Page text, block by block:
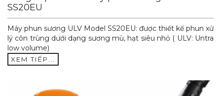
SS20EU
Máy phun sương ULV Model SS20EU: được thiết kế phun xử
lý côn trùng dưới dạng sương mù, hạt siêu nhỏ ( ULV: Untra
low volume)
XEM TIẾP...